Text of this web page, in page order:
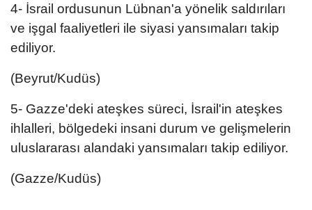
4- ⁠⁠İsrail ordusunun Lübnan'a yönelik saldırıları
ve işgal faaliyetleri ile siyasi yansımaları takip
ediliyor.
(Beyrut/Kudüs)
5- ⁠⁠Gazze'deki ateşkes süreci, İsrail'in ateşkes
ihlalleri, bölgedeki insani durum ve gelişmelerin
uluslararası alandaki yansımaları takip ediliyor.
(Gazze/Kudüs)